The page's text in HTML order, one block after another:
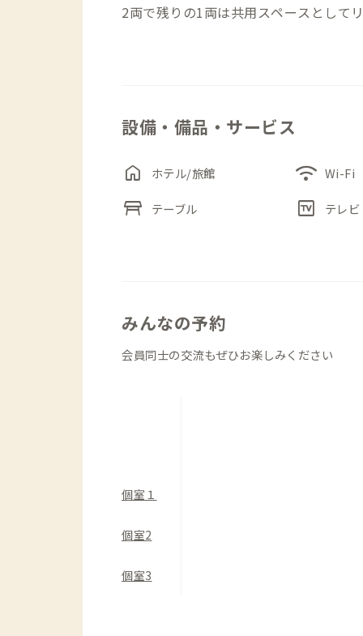
2両で残りの1両は共用スペースとして
設備・備品・サービス
home ホテル/旅館 wifi Wi-Fi
table_restaurant テーブル tv_guide テレビ
みんなの予約
会員同士の交流もぜひお楽しみください
個室１
個室2
個室3